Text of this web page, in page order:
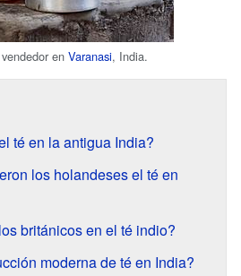
en Varanasi, India.
té en la antigua India?
los holandeses el té en
británicos en el té indio?
moderna de té en India?